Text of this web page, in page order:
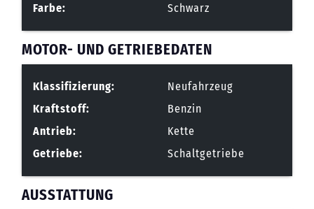
Farbe:
Schwarz
MOTOR- UND GETRIEBEDATEN
Klassifizierung:
Neufahrzeug
Kraftstoff:
Benzin
Antrieb:
Kette
Getriebe:
Schaltgetriebe
AUSSTATTUNG